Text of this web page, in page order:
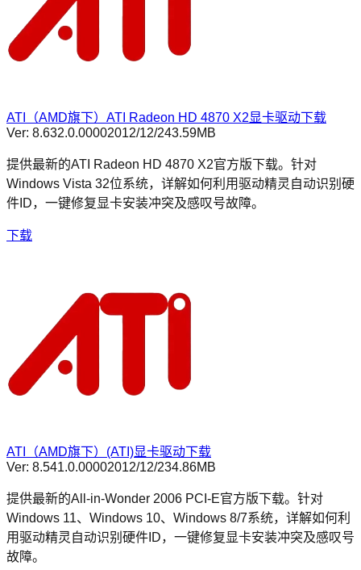
ATI（AMD旗下）ATI Radeon HD 4870 X2显卡驱动下载
Ver: 8.632.0.00002012/12/243.59MB
提供最新的ATI Radeon HD 4870 X2官方版下载。针对
Windows Vista 32位系统，详解如何利用驱动精灵自动识别硬
件ID，一键修复显卡安装冲突及感叹号故障。
下载
ATI（AMD旗下）(ATI)显卡驱动下载
Ver: 8.541.0.00002012/12/234.86MB
提供最新的All-in-Wonder 2006 PCI-E官方版下载。针对
Windows 11、Windows 10、Windows 8/7系统，详解如何利
用驱动精灵自动识别硬件ID，一键修复显卡安装冲突及感叹号
故障。